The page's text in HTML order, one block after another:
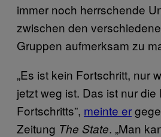
immer noch herrschende
zwischen den
Gruppen aufmerksam zu
„Es ist kein Fortschritt, nur
jetzt weg ist. Das ist nur die
Fortschritts”, meinte er
Zeitung The State. „Man